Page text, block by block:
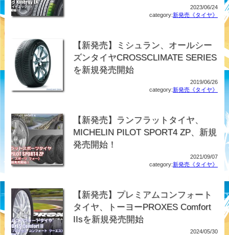
2023/06/24
category:新発売《タイヤ》
【新発売】ミシュラン、オールシー
ズンタイヤCROSSCLIMATE SERIES
を新規発売開始
2019/06/26
category:新発売《タイヤ》
【新発売】ランフラットタイヤ、
MICHELIN PILOT SPORT4 ZP、新規
発売開始！
2021/09/07
category:新発売《タイヤ》
【新発売】プレミアムコンフォート
タイヤ、トーヨーPROXES Comfort
IIsを新規発売開始
2024/05/30